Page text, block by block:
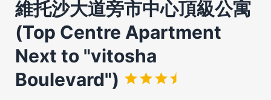
維托沙大道旁市中心頂級公寓
(Top Centre Apartment
Next to "vitosha
Boulevard")